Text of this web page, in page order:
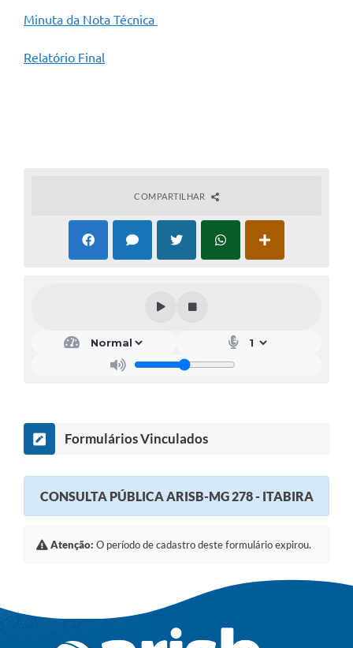
Minuta da Nota Técnica
Relatório Final
COMPARTILHAR
Formulários Vinculados
CONSULTA PÚBLICA ARISB-MG 278 - ITABIRA
Atenção: O período de cadastro deste formulário expirou.